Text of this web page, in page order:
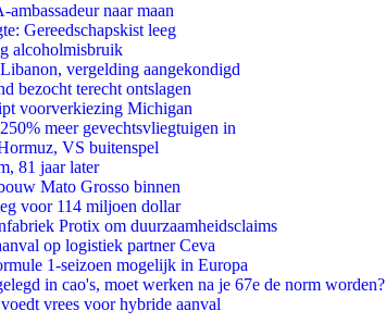
naar maan
Gereedschapskist leeg
alcoholmisbruik
vergelding aangekondigd
bezocht terecht ontslagen
voorverkiezing Michigan
meer gevechtsvliegtuigen in
VS buitenspel
81 jaar later
Mato Grosso binnen
voor 114 miljoen dollar
Protix om duurzaamheidsclaims
op logistiek partner Ceva
1-seizoen mogelijk in Europa
in cao's, moet werken na je 67e de norm worden?
vrees voor hybride aanval